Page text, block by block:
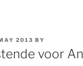
2013 BY
voor